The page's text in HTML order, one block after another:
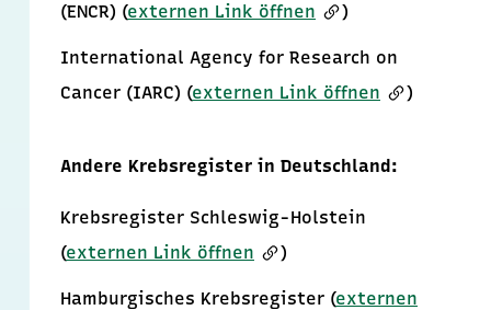
(ENCR) (externen Link öffnen )
International Agency for Research on
Cancer (IARC) (externen Link öffnen )
Andere Krebsregister in Deutschland:
Krebsregister Schleswig-Holstein
(externen Link öffnen )
Hamburgisches Krebsregister (externen